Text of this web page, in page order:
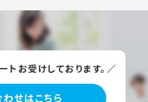
お受けしております。／
せはこちら